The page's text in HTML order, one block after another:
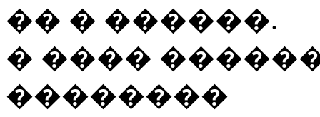
�� � ������.
� ����
��������